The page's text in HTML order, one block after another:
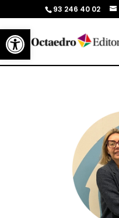
Abrir barra de herramientas
93 246 40 02